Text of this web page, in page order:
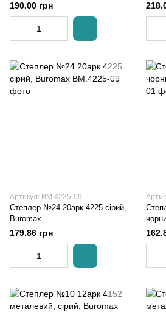
190.00 грн
Артикул: BM.4225-09
Степлер №24 20арк 4225 сірий,
Buromax
179.86 грн